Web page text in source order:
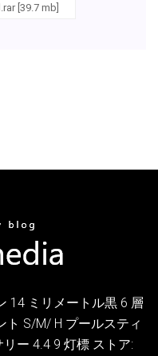
[39.7 mb]
14 ミリメートル黒 6 層
ト S/M/ H プールスティ
ー 4.4 9 灯標 ストア: